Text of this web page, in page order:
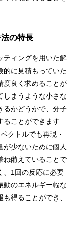
の特長
ティングを用いた解
的に見積もっていた
度良く求めることが
しまうような小さな
るかどうかで、分子
ることができます
クトルでも再現・
少ないために個人
ね備えていることで
、1回の反応に必要
動のエネルギー幅な
得ることができ、